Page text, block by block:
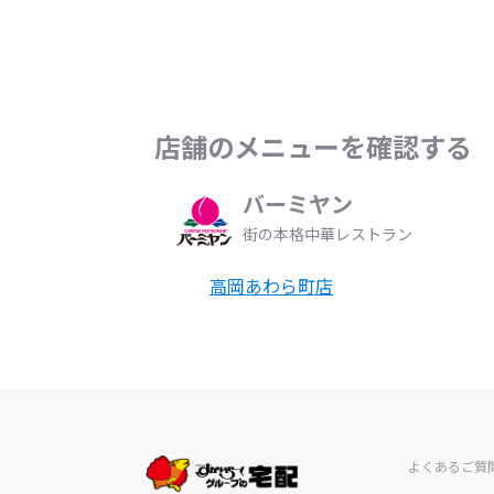
店舗のメニューを確認する
バーミヤン
街の本格中華レストラン
高岡あわら町店
よくあるご質